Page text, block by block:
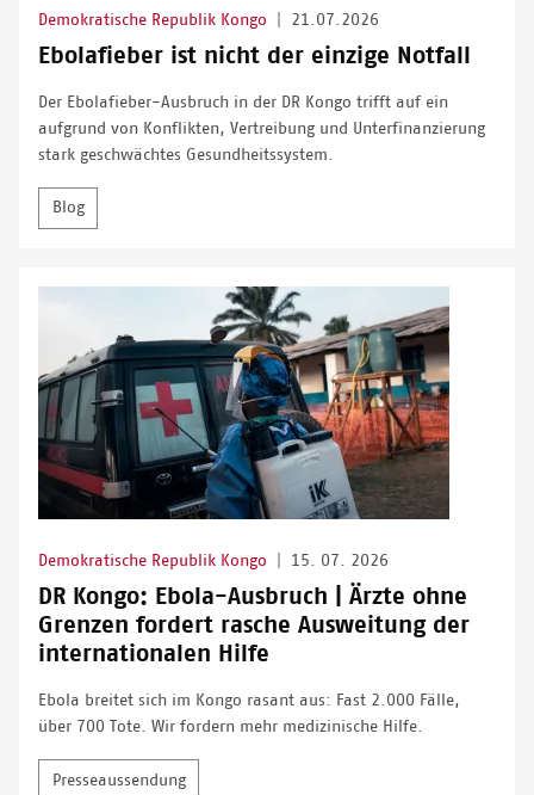
Demokratische Republik Kongo 21.07.2026
Ebolafieber ist nicht der einzige Notfall
Der Ebolafieber-Ausbruch in der DR Kongo trifft auf ein
aufgrund von Konflikten, Vertreibung und Unterfinanzierung
stark geschwächtes Gesundheitssystem.
Blog
Demokratische Republik Kongo 15. 07. 2026
DR Kongo: Ebola-Ausbruch | Ärzte ohne
Grenzen fordert rasche Ausweitung der
internationalen Hilfe
Ebola breitet sich im Kongo rasant aus: Fast 2.000 Fälle,
über 700 Tote. Wir fordern mehr medizinische Hilfe.
Presseaussendung